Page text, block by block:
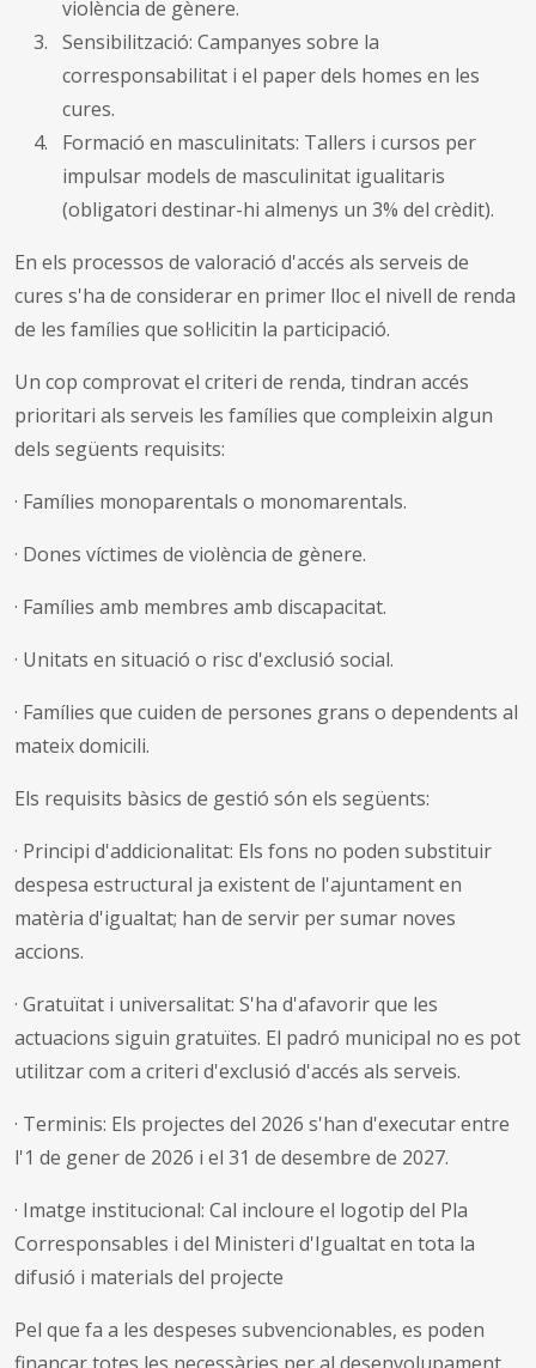
violència de gènere.
Sensibilització: Campanyes sobre la
corresponsabilitat i el paper dels homes en les
cures.
Formació en masculinitats: Tallers i cursos per
impulsar models de masculinitat igualitaris
(obligatori destinar-hi almenys un 3% del crèdit).
En els processos de valoració d'accés als serveis de
cures s'ha de considerar en primer lloc el nivell de renda
de les famílies que sol·licitin la participació.
Un cop comprovat el criteri de renda, tindran accés
prioritari als serveis les famílies que compleixin algun
dels següents requisits:
· Famílies monoparentals o monomarentals.
· Dones víctimes de violència de gènere.
· Famílies amb membres amb discapacitat.
· Unitats en situació o risc d'exclusió social.
· Famílies que cuiden de persones grans o dependents al
mateix domicili.
Els requisits bàsics de gestió són els següents:
· Principi d'addicionalitat: Els fons no poden substituir
despesa estructural ja existent de l'ajuntament en
matèria d'igualtat; han de servir per sumar noves
accions.
· Gratuïtat i universalitat: S'ha d'afavorir que les
actuacions siguin gratuïtes. El padró municipal no es pot
utilitzar com a criteri d'exclusió d'accés als serveis.
· Terminis: Els projectes del 2026 s'han d'executar entre
l'1 de gener de 2026 i el 31 de desembre de 2027.
· Imatge institucional: Cal incloure el logotip del Pla
Corresponsables i del Ministeri d'Igualtat en tota la
difusió i materials del projecte
Pel que fa a les despeses subvencionables, es poden
finançar totes les necessàries per al desenvolupament